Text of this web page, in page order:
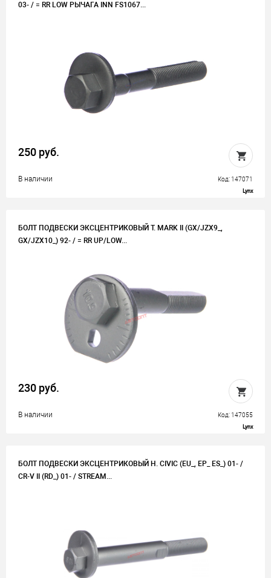
03- / = RR LOW РЫЧАГА INN FS1067...
250 руб.
В наличии Код: 147071
Lynx
БОЛТ ПОДВЕСКИ ЭКСЦЕНТРИКОВЫЙ T. MARK II (GX/JZX9_,
GX/JZX10_) 92- / = RR UP/LOW...
230 руб.
В наличии Код: 147055
Lynx
БОЛТ ПОДВЕСКИ ЭКСЦЕНТРИКОВЫЙ H. CIVIC (EU_, EP_ ES_) 01- /
CR-V II (RD_) 01- / STREAM...